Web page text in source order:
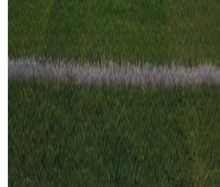
Aston Villa
Manchester City
24 mei 2026
Manchester City
Aston Villa
12
26 okt 2025
Aston Villa
Manchester City
10
22 apr 2025
Manchester City
Aston Villa